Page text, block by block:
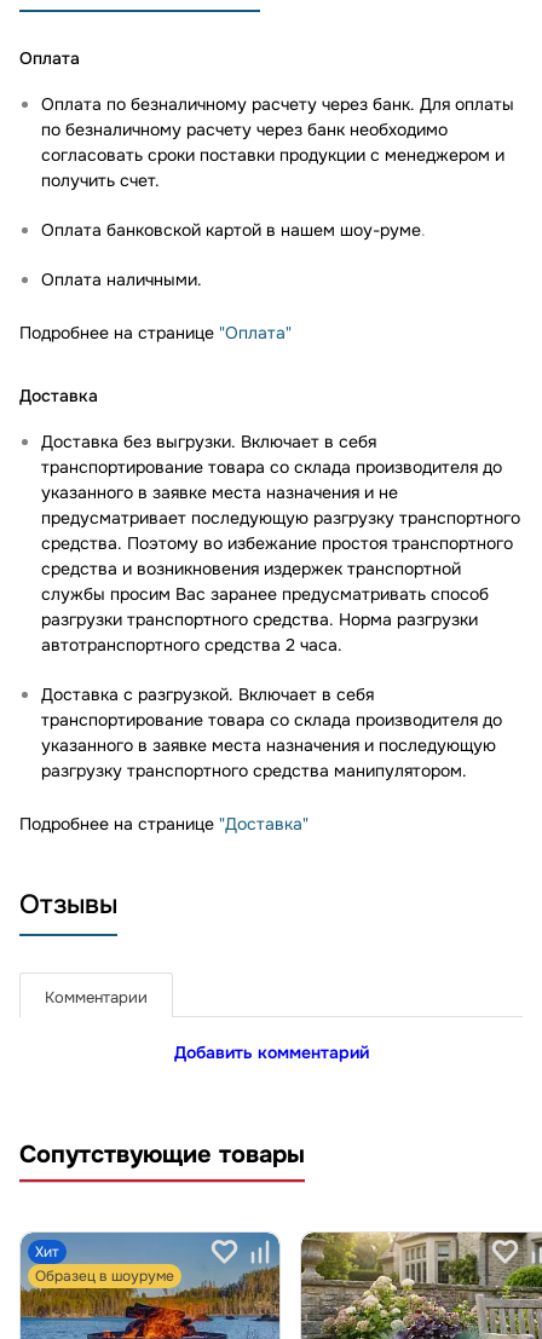
Оплата
Оплата по безналичному расчету через банк. Для оплаты
по безналичному расчету через банк необходимо
согласовать сроки поставки продукции с менеджером и
получить счет.
Оплата банковской картой в нашем шоу-руме.
Оплата наличными.
Подробнее на странице "Оплата"
Доставка
Доставка без выгрузки. Включает в себя
транспортирование товара со склада производителя до
указанного в заявке места назначения и не
предусматривает последующую разгрузку транспортного
средства. Поэтому во избежание простоя транспортного
средства и возникновения издержек транспортной
службы просим Вас заранее предусматривать способ
разгрузки транспортного средства. Норма разгрузки
автотранспортного средства 2 часа.
Доставка с разгрузкой. Включает в себя
транспортирование товара со склада производителя до
указанного в заявке места назначения и последующую
разгрузку транспортного средства манипулятором.
Подробнее на странице "Доставка"
Отзывы
Комментарии
Добавить комментарий
Сопутствующие товары
Хит
Образец в шоуруме